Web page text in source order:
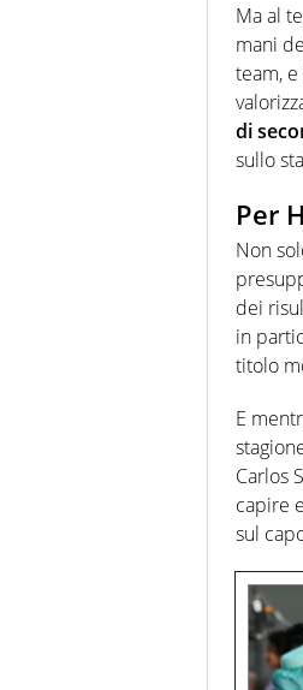
Ma al
mani
team,
di
sullo
Per
Non
dei
in
titolo
E
Carlos
capire
sul